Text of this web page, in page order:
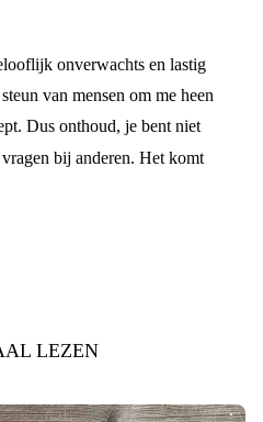
onverwachts en lastig
van mensen om me heen
Dus onthoud, je bent niet
vragen bij anderen. Het komt
LEZEN